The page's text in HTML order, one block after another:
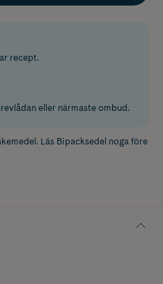
recept.
eller närmaste ombud.
Läs Bipacksedel noga före